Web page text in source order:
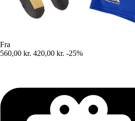
Fra
560,00 kr. 420,00 kr. -25%